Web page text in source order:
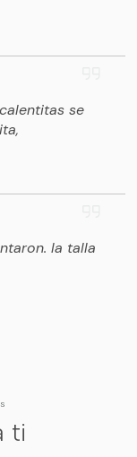
se
la talla
ti